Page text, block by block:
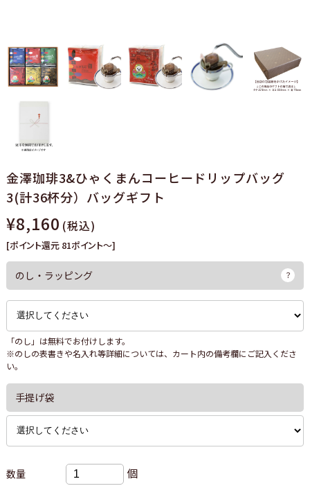
金澤珈琲3&ひゃくまんコーヒードリップバッグ
3(計36杯分）バッグギフト
¥8,160 (税込)
[ポイント還元 81ポイント～]
のし・ラッピング
「のし」は無料でお付けします。
※のしの表書きや名入れ等詳細については、カート内の備考欄にご記入くださ
い。
手提げ袋
数量 個